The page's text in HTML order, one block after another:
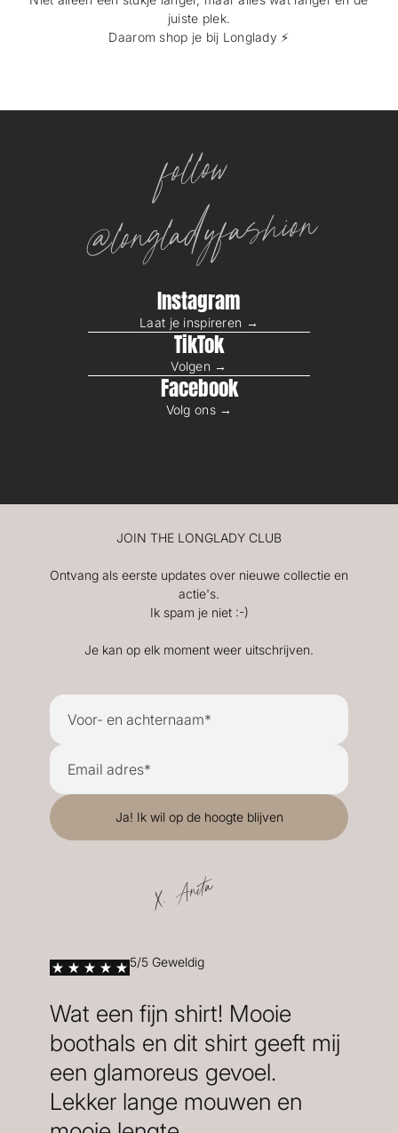
juiste plek.
Daarom shop je bij Longlady ⚡️
follow
@longladyfashion
Instagram
Laat je inspireren →
TikTok
Volgen →
Facebook
Volg ons →
JOIN THE LONGLADY CLUB
Ontvang als eerste updates over nieuwe collectie en
actie's.
Ik spam je niet :-)
Je kan op elk moment weer uitschrijven.
X. Anita
5/5 Geweldig
Wat een fijn shirt! Mooie
boothals en dit shirt geeft mij
een glamoreus gevoel.
Lekker lange mouwen en